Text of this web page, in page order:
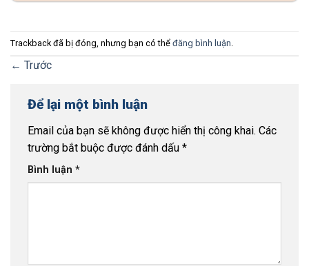
Trackback đã bị đóng, nhưng bạn có thể đăng bình luận
← Trước
Để lại một bình luận
Email của bạn sẽ không được hiển thị công khai. Các
trường bắt buộc được đánh dấu *
Bình luận *